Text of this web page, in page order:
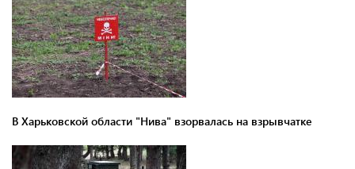
В Харьковской области "Нива" взорвалась на взрывчатке